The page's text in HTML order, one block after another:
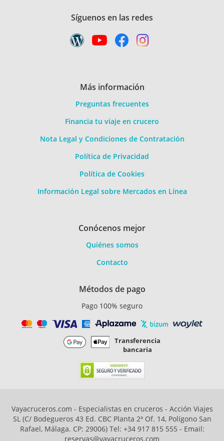
Síguenos en las redes
Más información
Preguntas frecuentes
Financia tu viaje en crucero
Nota Legal y Condiciones de Contratación
Política de Privacidad
Política de Cookies
Información Legal sobre Mercados en Línea
Conócenos mejor
Quiénes somos
Contacto
Métodos de pago
Pago 100% seguro
Transferencia
bancaria
Vayacruceros.com - Especialistas en cruceros - Acción Viajes
SL (C/ Bodegueros 43 Ed. CBC Planta 2ª Of. 14, Polígono San
Rafael, Málaga. CP: 29006) Tel: +34 917 815 555 - Email:
reservas@vayacruceros.com